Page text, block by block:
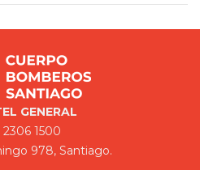
GENERAL
2306 1500
978, Santiago.